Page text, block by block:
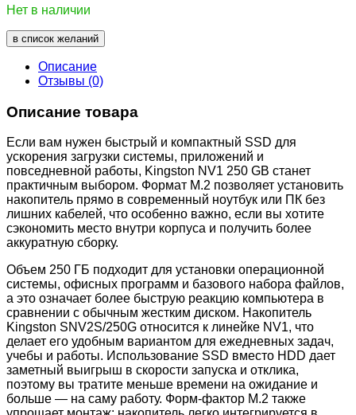
Нет в наличии
в список желаний
Описание
Отзывы (0)
Описание товара
Если вам нужен быстрый и компактный SSD для
ускорения загрузки системы, приложений и
повседневной работы, Kingston NV1 250 GB станет
практичным выбором. Формат M.2 позволяет установить
накопитель прямо в современный ноутбук или ПК без
лишних кабелей, что особенно важно, если вы хотите
сэкономить место внутри корпуса и получить более
аккуратную сборку.
Объем 250 ГБ подходит для установки операционной
системы, офисных программ и базового набора файлов,
а это означает более быструю реакцию компьютера в
сравнении с обычным жестким диском. Накопитель
Kingston SNV2S/250G относится к линейке NV1, что
делает его удобным вариантом для ежедневных задач,
учебы и работы. Использование SSD вместо HDD дает
заметный выигрыш в скорости запуска и отклика,
поэтому вы тратите меньше времени на ожидание и
больше — на саму работу. Форм-фактор M.2 также